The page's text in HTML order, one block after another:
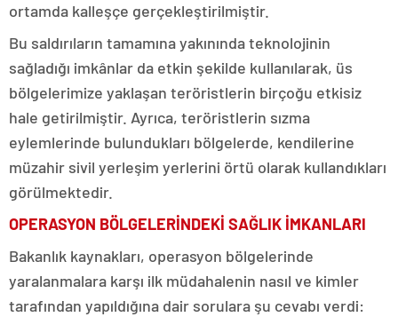
ortamda kalleşçe gerçekleştirilmiştir.
Bu saldırıların tamamına yakınında teknolojinin
sağladığı imkânlar da etkin şekilde kullanılarak, üs
bölgelerimize yaklaşan teröristlerin birçoğu etkisiz
hale getirilmiştir. Ayrıca, teröristlerin sızma
eylemlerinde bulundukları bölgelerde, kendilerine
müzahir sivil yerleşim yerlerini örtü olarak kullandıkları
görülmektedir.
OPERASYON BÖLGELERİNDEKİ SAĞLIK İMKANLARI
Bakanlık kaynakları, operasyon bölgelerinde
yaralanmalara karşı ilk müdahalenin nasıl ve kimler
tarafından yapıldığına dair sorulara şu cevabı verdi: